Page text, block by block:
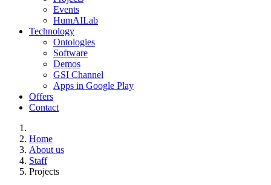
Events
HumAILab
Technology
Ontologies
Software
Demos
GSI Channel
Apps in Google Play
Offers
Contact
Home
About us
Staff
Projects